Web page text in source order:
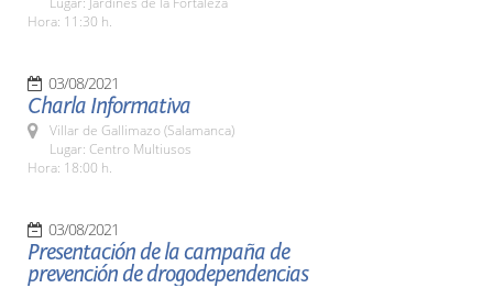
Hora: 11:30 h.
03/08/2021
Charla Informativa
Villar de Gallimazo (Salamanca)
Lugar: Centro Multiusos
Hora: 18:00 h.
03/08/2021
Presentación de la campaña de
prevención de drogodependencias